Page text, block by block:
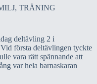
, TRÄNING
deltävling 2 i
första deltävlingen tyckte
vara rätt spännande att
var hela barnaskaran